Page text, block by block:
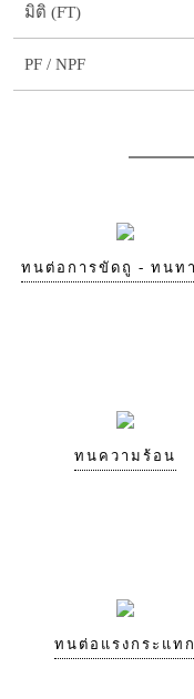
มิติ (FT)
PF / NPF
ทนต่อการขัดถู - ทนท
ทนความร้อน
ทนต่อแรงกระแทก